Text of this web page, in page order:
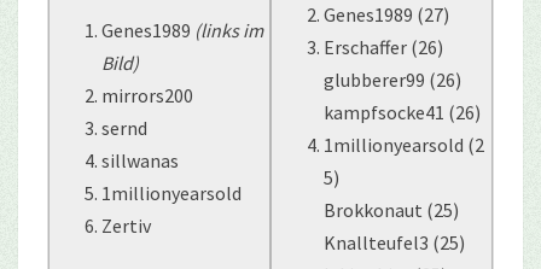
Genes1989 (links im
Bild)
mirrors200
sernd
sillwanas
1millionyearsold
Zertiv
Genes1989 (27)
Erschaffer (26)
glubberer99 (26)
kampfsocke41 (26)
1millionyearsold (2
5)
Brokkonaut (25)
Knallteufel3 (25)